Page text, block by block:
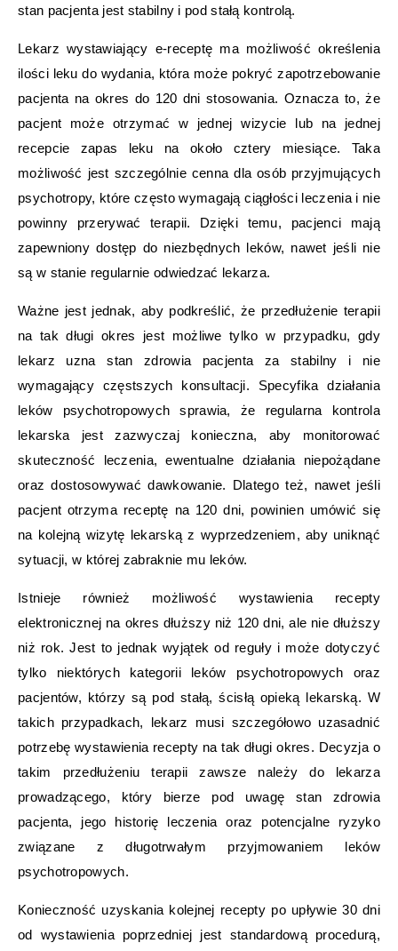
stan pacjenta jest stabilny i pod stałą kontrolą.
Lekarz wystawiający e-receptę ma możliwość określenia
ilości leku do wydania, która może pokryć zapotrzebowanie
pacjenta na okres do 120 dni stosowania. Oznacza to, że
pacjent może otrzymać w jednej wizycie lub na jednej
recepcie zapas leku na około cztery miesiące. Taka
możliwość jest szczególnie cenna dla osób przyjmujących
psychotropy, które często wymagają ciągłości leczenia i nie
powinny przerywać terapii. Dzięki temu, pacjenci mają
zapewniony dostęp do niezbędnych leków, nawet jeśli nie
są w stanie regularnie odwiedzać lekarza.
Ważne jest jednak, aby podkreślić, że przedłużenie terapii
na tak długi okres jest możliwe tylko w przypadku, gdy
lekarz uzna stan zdrowia pacjenta za stabilny i nie
wymagający częstszych konsultacji. Specyfika działania
leków psychotropowych sprawia, że regularna kontrola
lekarska jest zazwyczaj konieczna, aby monitorować
skuteczność leczenia, ewentualne działania niepożądane
oraz dostosowywać dawkowanie. Dlatego też, nawet jeśli
pacjent otrzyma receptę na 120 dni, powinien umówić się
na kolejną wizytę lekarską z wyprzedzeniem, aby uniknąć
sytuacji, w której zabraknie mu leków.
Istnieje również możliwość wystawienia recepty
elektronicznej na okres dłuższy niż 120 dni, ale nie dłuższy
niż rok. Jest to jednak wyjątek od reguły i może dotyczyć
tylko niektórych kategorii leków psychotropowych oraz
pacjentów, którzy są pod stałą, ścisłą opieką lekarską. W
takich przypadkach, lekarz musi szczegółowo uzasadnić
potrzebę wystawienia recepty na tak długi okres. Decyzja o
takim przedłużeniu terapii zawsze należy do lekarza
prowadzącego, który bierze pod uwagę stan zdrowia
pacjenta, jego historię leczenia oraz potencjalne ryzyko
związane z długotrwałym przyjmowaniem leków
psychotropowych.
Konieczność uzyskania kolejnej recepty po upływie 30 dni
od wystawienia poprzedniej jest standardową procedurą,